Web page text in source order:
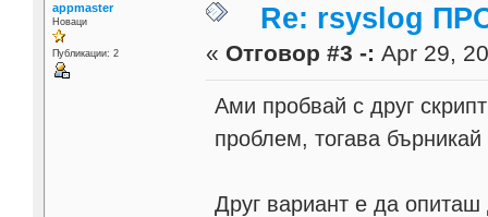
appmaster
Новаци
Публикации: 2
Re: rsyslog
« Отговор #3 -: Apr 29,
Ами пробвай с друг
проблем, тогава
Друг вариант е да